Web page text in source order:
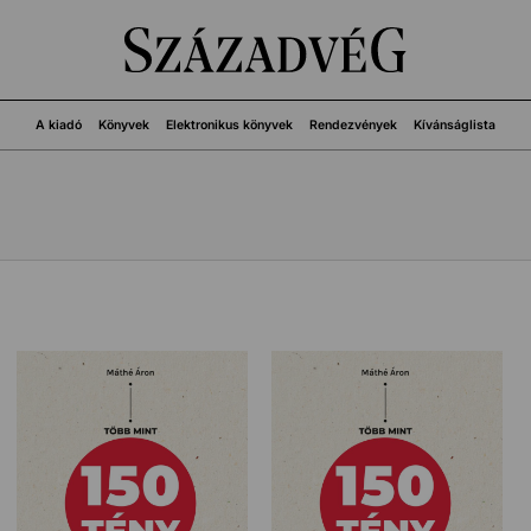
A kiadó Könyvek Elektronikus könyvek Rendezvények Kívánságlista